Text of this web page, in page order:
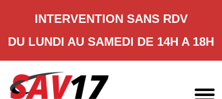
INTERVENTION SANS RDV
DU LUNDI AU SAMEDI DE 14H A 18H
content